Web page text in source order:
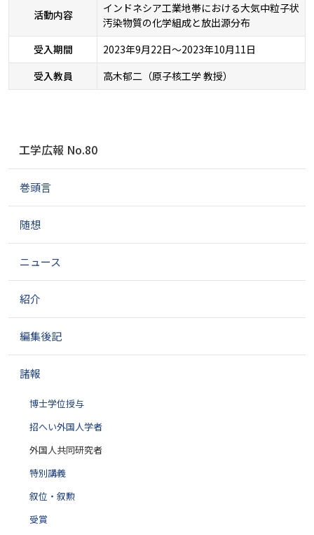
活動内容
インドネシア工業地帯における大気中粒子状
汚染物質の化学組成と放出源分布
受入期間
2023年9月22日～2023年10月11日
受入教員
高木郁二（原子核工学 教授）
ゲ
シ
ン
工学広報 No.80
巻頭言
随想
ニュース
紹介
編集後記
諸報
博士学位授与
招へい外国人学者
外国人共同研究者
特別講義
叙位・叙勲
受賞